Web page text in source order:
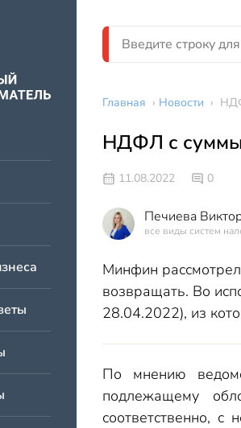
Главная › Новости ›
НДФЛ с
11.08.2022 0
Печиева
все виды систем
Минфин
возвращать. Во
28.04.2022), из
По мнению
подлежащему
соответственно,